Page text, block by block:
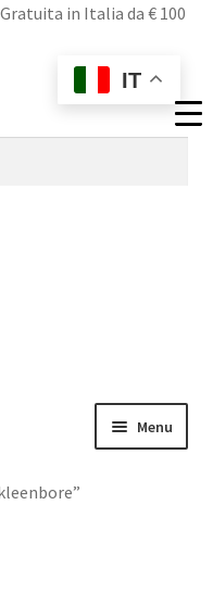
in Italia da € 100
IT
Menu